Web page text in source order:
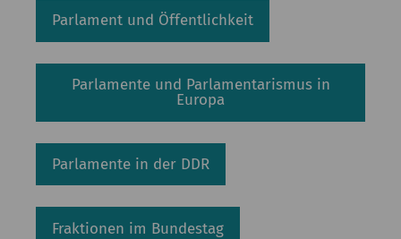
Parlament und Öffentlichkeit
Parlamente und Parlamentarismus in
Europa
Parlamente in der DDR
Fraktionen im Bundestag